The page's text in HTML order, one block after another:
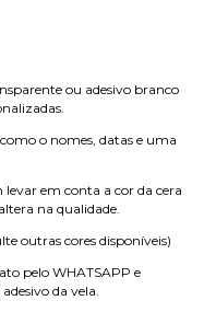
ou adesivo branco
o nomes, datas e uma
levar em conta a cor da cera
na qualidade.
outras cores disponíveis)
pelo WHATSAPP e
da vela.